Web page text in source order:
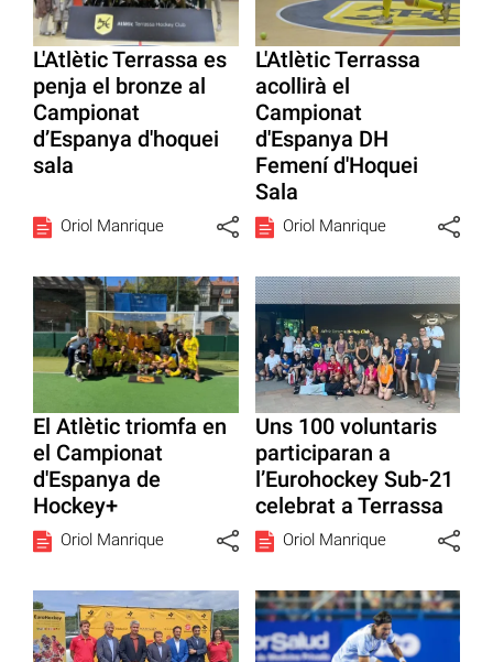
L'Atlètic Terrassa es
penja el bronze al
Campionat
d’Espanya d'hoquei
sala
Oriol Manrique
L'Atlètic Terrassa
acollirà el
Campionat
d'Espanya DH
Femení d'Hoquei
Sala
Oriol Manrique
El Atlètic triomfa en
el Campionat
d'Espanya de
Hockey+
Oriol Manrique
Uns 100 voluntaris
participaran a
l’Eurohockey Sub-21
celebrat a Terrassa
Oriol Manrique